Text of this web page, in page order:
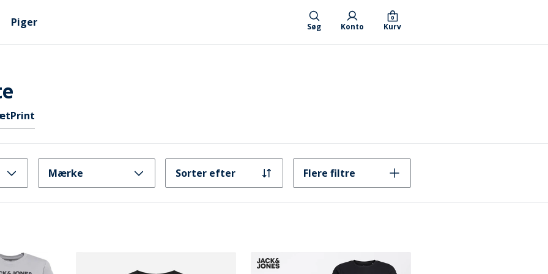
Piger Søg Konto Kurv
0
Print
Mærke Sorter efter Flere filtre